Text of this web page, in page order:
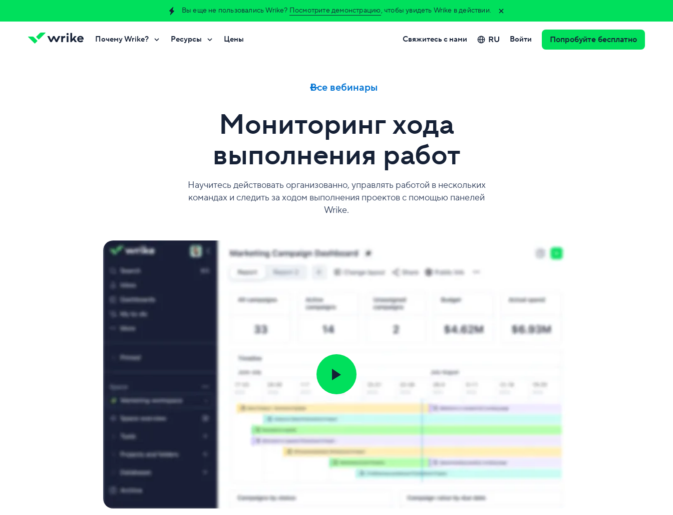
Вы еще не пользовались Wrike? Посмотрите демонстрацию, чтобы увидеть Wrike в действии.
Почему Wrike? Ресурсы Цены Свяжитесь с нами RU Войти Попробуйте бесплатно
Все вебинары
Мониторинг хода
выполнения работ
Научитесь действовать организованно, управлять работой в нескольких
командах и следить за ходом выполнения проектов с помощью панелей
Wrike.